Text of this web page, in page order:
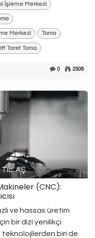
İşleme Merkezi
Merkezi Torna
Taret Torna
0 2508
Tic. AŞ.
(CNC):
ve hassas üretim
bir dizi yenilikçi
biri de